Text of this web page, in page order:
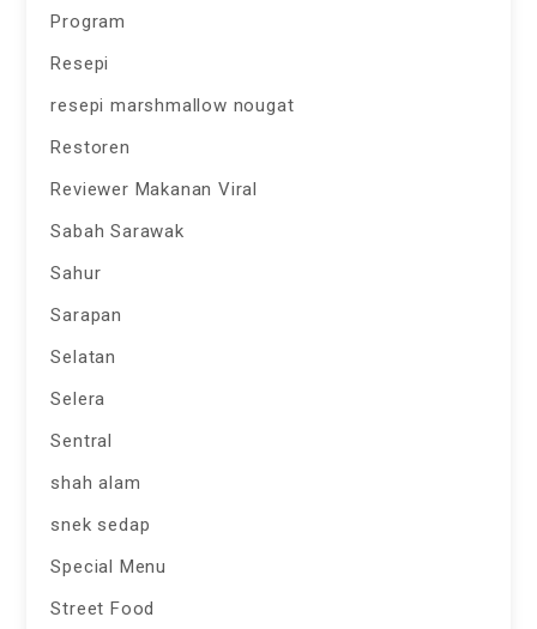
Program
Resepi
resepi marshmallow nougat
Restoren
Reviewer Makanan Viral
Sabah Sarawak
Sahur
Sarapan
Selatan
Selera
Sentral
shah alam
snek sedap
Special Menu
Street Food